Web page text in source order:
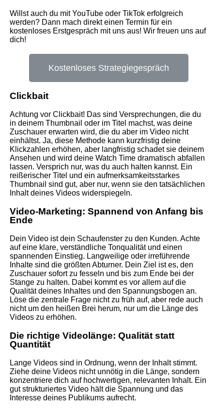
Kostenloses Strategiegespräch
Willst auch du mit YouTube oder TikTok erfolgreich
werden? Dann mach direkt einen Termin für ein
kostenloses Erstgespräch mit uns aus! Wir freuen uns auf
dich!
Clickbait
Achtung vor Clickbait! Das sind Versprechungen, die du
in deinem Thumbnail oder im Titel machst, was deine
Zuschauer erwarten wird, die du aber im Video nicht
einhältst. Ja, diese Methode kann kurzfristig deine
Klickzahlen erhöhen, aber langfristig schadet sie deinem
Ansehen und wird deine Watch Time dramatisch abfallen
lassen. Versprich nur, was du auch halten kannst. Ein
reißerischer Titel und ein aufmerksamkeitsstarkes
Thumbnail sind gut, aber nur, wenn sie den tatsächlichen
Inhalt deines Videos widerspiegeln.
Video-Marketing: Spannend von Anfang bis
Ende
Dein Video ist dein Schaufenster zu den Kunden. Achte
auf eine klare, verständliche Tonqualität und einen
spannenden Einstieg. Langweilige oder irreführende
Inhalte sind die größten Abturner. Dein Ziel ist es, den
Zuschauer sofort zu fesseln und bis zum Ende bei der
Stange zu halten. Dabei kommt es vor allem auf die
Qualität deines Inhaltes und den Spannungsbogen an.
Löse die zentrale Frage nicht zu früh auf, aber rede auch
nicht um den heißen Brei herum, nur um die Länge des
Videos zu erhöhen.
Die richtige Videolänge: Qualität statt
Quantität
Lange Videos sind in Ordnung, wenn der Inhalt stimmt.
Ziehe deine Videos nicht unnötig in die Länge, sondern
konzentriere dich auf hochwertigen, relevanten Inhalt. Ein
gut strukturiertes Video hält die Spannung und das
Interesse deines Publikums aufrecht.